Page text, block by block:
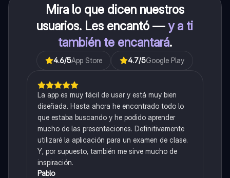
Mira lo que dicen nuestros
usuarios. Les encantó —y a ti
también te encantará.
4.6/5App Store 4.7/5Google Play
La app es muy fácil de usar y está muy bien
diseñada. Hasta ahora he encontrado todo lo
que estaba buscando y he podido aprender
mucho de las presentaciones. Definitivamente
utilizaré la aplicación para un examen de clase.
Y, por supuesto, también me sirve mucho de
inspiración.
Pablo